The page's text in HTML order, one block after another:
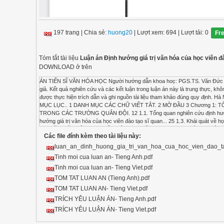
197 trang Chia sẻ: huong20 | Lượt xem: 694 | Lượt tải: 0
Tóm tắt tài liệu Luận án Định hướng giá trị văn hóa của học viên
DOWNLOAD ở trên
ÁN TIẾN SĨ VĂN HÓA HỌC Người hướng dẫn khoa hoc̣: PGS.TS. Văn Đức Thanh HÀ NỘI - 2017 LỜI CAM ĐOAN Tác giả xin cam đoan đây là công trình nghiên cứu của chính tác giả. Kết quả nghiên cứu và các kết luận trong luận án này là trung thực, không sao chép từ bất kỳ một nguồn nào và dưới bất kỳ hình thức nào. Việc tham khảo các nguồn tài liệu đã được thực hiện trích dẫn và ghi nguồn tài liệu tham khảo đúng quy định. Hà Nội, ngày 29 tháng 8 năm 2017 Tác giả luận án Nguyễn Vương Bình 1 MỤC LỤC Trang LỜI CAM ĐOAN MỤC LỤC.. 1 DANH MỤC CÁC CHỮ VIẾT TẮT. 2 MỞ ĐẦU 3 Chương 1: TỔNG QUAN NGHIÊN CỨU, CƠ SỞ LÝ LUẬN VÀ KHÁI QUÁT VỀ HỌC VIÊN ĐÀO TẠO SĨ QUAN TRONG CÁC TRƯỜNG QUÂN ĐỘI. 12 1.1. Tổng quan nghiên cứu định hướng giá trị văn hóa của học viên đào tạo sĩ quan trong các trường quân đội 12 1.2. Cơ sở lý luận về định hướng giá trị văn hóa của học viên đào tạo sĩ quan... 25 1.3. Khái quát về học viên đào tạo sĩ quan .. 40 Tiểu kết chương 1. 48 Chương 2: THỰC TRẠNG ĐỊNH HƯỚNG CÁC GIÁ TRỊ VĂN HÓA CỦA HỌC VIÊN ĐÀO TẠO SĨ QUAN TRONG CÁC TRƯỜNG QUÂN ĐỘI HIỆN NAY 50 2.1. Nội dung định hướng giá trị văn hóa..... 50 2.2. Phương thức định hướng giá trị văn hóa... 87 2.3. Đặc điểm định hướng giá trị văn hóa.... 95 Tiểu kết chương 2. 101 Chương 3: NHÂN TỐ TÁC ĐỘNG, XU HƯỚNG VÀ NHỮNG VẤN ĐỀ ĐẶT RA TRONG ĐỊNH HƯỚNG GIÁ TRỊ VĂN HÓA CỦA HỌC VIÊN ĐÀO TẠO SĨ QUAN.................................................................... 103 3.1. Nhân tố tác động đến định hướng giá trị văn hóa của học viên đào tạo sĩ quan trong các trường quân đội 103 3.2. Xu hướng định hướng giá trị văn hóa cho học viên đào tạo sĩ quan trong các trường quân đội hiện nay... 117 3.3. Những vấn đề đặt ra trong nâng cao định hướng giá trị văn hóa của học viên đào tạo sĩ quan trong các trường quân đội trong thời gian tới.. 124 Tiểu kết chương 3. 144 KẾT LUẬN 146 DANH MỤC TÀI LIỆU THAM KHẢO... 150 PHỤ LỤC... 160 2 DANH MỤC CÁC CHỮ VIẾT TẮT Chữ viết tắt Chữ viết đầy đủ BCHTƯ : Ban Chấp hành Trung ương CNH,HĐH : Công nghiệp hóa, hiện đại hóa CNXH : Chủ nghĩa xã hội CTĐ,CTCT : Công tác đảng, công tác chính trị CTQG : Chính trị Quốc gia ĐHCT : Đại học Chính trị ĐHGT : Định hướng giá trị ĐHTQT : Đại học Trần Quốc Tuấn ĐSVH : Đời sống văn hóa ĐVCS : Đơn vị cơ sở GTVH : Giá trị văn hóa HĐVH : Hoạt động văn hóa HVHC : Học viện Hậu cần KHXN&NV : Khoa học xã hội và nhân văn MTVH : Môi trường văn hóa Nxb : Nhà xuất bản PL : Phụ lục QĐND : Quân đội nhân dân QPTD : Quốc phòng toàn dân XHCN : Xã hội chủ nghĩa 3 MỞ ĐẦU 1. Lý do chọn đề tài, lĩnh vực nghiên cứu Hiện nay, giá trị và định hướng giá trị đang là vấn đề được xã hội quan tâm, thu hút nhiều nhà khoa học, nhiều tổ chức tham gia nghiên cứu. Đó là một trong những phạm trù cơ bản trong lý luận triết học, xã hội học, văn hóa học, đạo đức học và có ý nghĩa thực tiễn to lớn đối với phát triển con người. Trong xây dựng chiến lược con người, chiến lược phát triển kinh tế - xã hội, cũng như chiến lược giáo dục và đào tạo của mỗi quốc gia đương đại đều phải tính đến giải pháp xây dựng hệ giá trị và giáo dục giá trị, trong đó có giáo dục, định hướng GTVH cho các thế hệ kế tiếp. Học viên đào tạo sĩ quan trong các nhà trường quân đội chính là lực lượng đông đảo kế cận, bổ sung trực tiếp cho đội ngũ cán bộ quân đội. Định hướng GTVH của họ ngay từ khi ngồi trên ghế nhà trường là một bảo đảm quan trọng đối với sự trưởng thành của mỗi cá nhân khi ra trường theo hướng ngày càng làm giàu vốn văn hoá cá nhân cũng như phát huy vai trò văn hoá trong thực hiện nhiệm vụ và góp phần xây dựng quân đội theo hướng cách mạng, chính quy, tinh nhuệ, từng bước hiện đại. Do vậy, nghiên cứu, làm rõ thực trạng định hướng GTVH, nhận diện những nhân tố tác động, dự báo xu hướng vận động và những vấn đề đặt ra trong định hướng GTVH của học viên đào tạo sĩ quan là vấn đề hết sức quan trọng. Từ đó, góp phần giúp cho học viên nâng cao hiệu quả quá trình định hướng GTVH. Đồng thời, là cơ sở cho lãnh đạo, chỉ huy, các tổ chức, lực lượng trong
Các file đính kèm theo tài liệu này:
Tinh moi cua luan an- Tieng Anh.pdf
Tinh moi cua luan an- Tieng Viet.pdf
TOM TAT LUAN AN (Tieng Anh).pdf
TOM TAT LUAN AN- Tieng Viet.pdf
TRÍCH YÊU LUẬN ÁN- Tieng Anh.pdf
TRÍCH YÊU LUẬN ÁN- Tieng Viet.pdf